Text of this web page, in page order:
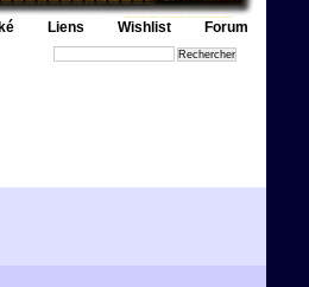
Liens Wishlist Forum